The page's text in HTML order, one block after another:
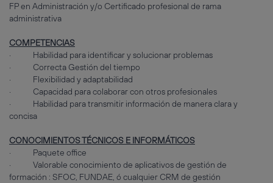
FP en Administración y/o Certificado profesional de rama
administrativa
COMPETENCIAS
· Habilidad para identificar y solucionar problemas
· Correcta Gestión del tiempo
· Flexibilidad y adaptabilidad
· Capacidad para colaborar con otros profesionales
· Habilidad para transmitir información de manera clara y
concisa
CONOCIMIENTOS TÉCNICOS E INFORMÁTICOS
· Paquete office
· Valorable conocimiento de aplicativos de gestión de
formación : SFOC, FUNDAE, ó cualquier CRM de gestión